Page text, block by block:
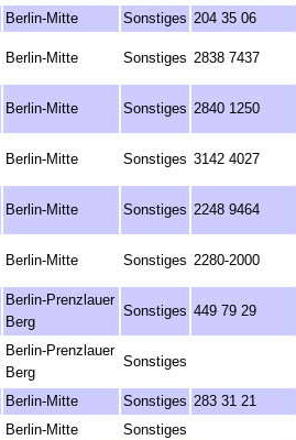
Berlin-Mitte Sonstiges 204 35 06
Berlin-Mitte Sonstiges 2838 7437
Berlin-Mitte Sonstiges 2840 1250
Berlin-Mitte Sonstiges 3142 4027
Berlin-Mitte Sonstiges 2248 9464
Berlin-Mitte Sonstiges 2280-2000
Berlin-Prenzlauer
Berg
Sonstiges 449 79 29
Berlin-Prenzlauer
Berg
Sonstiges
Berlin-Mitte Sonstiges 283 31 21
Berlin-Mitte
Sonstiges